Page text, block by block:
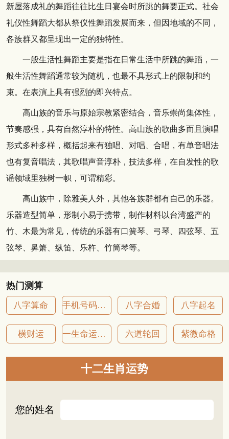
新屋落成礼的舞蹈往往比生日宴会时所跳的舞要正式。社会
礼仪性舞蹈大都从祭仪性舞蹈发展而来，但因地域的不同，
各族群又都呈现出一定的独特性。
一般生活性舞蹈主要是指在日常生活中所跳的舞蹈，一
般生活性舞蹈通常较为随机，也最不具形式上的限制和约
束。在表演上具有强烈的即兴特点。
高山族的音乐与原始宗教紧密结合，音乐崇尚集体性，
节奏感强，具有自然淳朴的特性。高山族的歌曲多而且演唱
形式多种多样，概括起来有独唱、对唱、合唱，有单音唱法
也有复音唱法，其歌唱声音淳朴，技法多样，在自发性的歌
谣领域里独树一帜，可谓精彩。
高山族中，除雅美人外，其他各族群都有自己的乐器。
乐器造型简单，形制小易于携带，制作材料以台湾盛产的
竹、木最为常见，传统的乐器有口簧琴、弓琴、四弦琴、五
弦琴、鼻箫、纵笛、乐杵、竹筒琴等。
热门测算
八字算命 手机号码吉凶 八字合婚 八字起名
横财运 一生命运详批 六道轮回 紫微命格
十二生肖运势
您的姓名